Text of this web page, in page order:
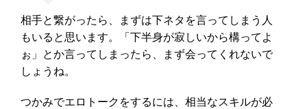
相手と繋がったら、まずは下ネタを言ってしまう人
もいると思います。「下半身が寂しいから構ってよ
ぉ」とか言ってしまったら、まず会ってくれないで
しょうね。
つかみでエロトークをするには、相当なスキルが必